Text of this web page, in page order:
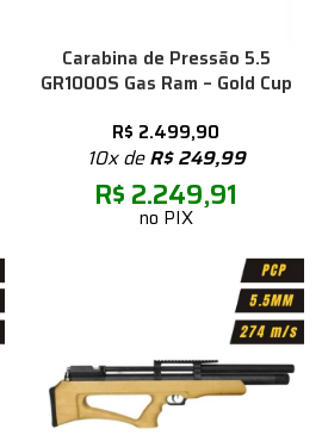
Carabina de Pressão 5.5
GR1000S Gas Ram – Gold Cup
R$ 2.499,90
10x deR$249,99
R$ 2.249,91
no PIX